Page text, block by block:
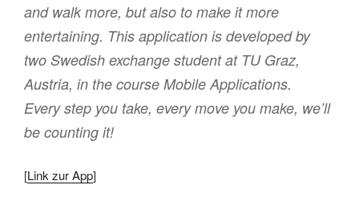
and walk more, but also to make it more
entertaining. This application is developed by
two Swedish exchange student at TU Graz,
Austria, in the course Mobile Applications.
Every step you take, every move you make, we’ll
be counting it!
[Link zur App]